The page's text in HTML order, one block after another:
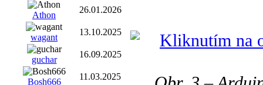
Athon
26.01.2026
wagant
13.10.2025
guchar
16.09.2025
Bosh666
11.03.2025